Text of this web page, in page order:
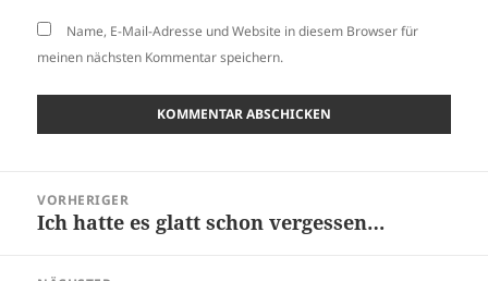
Name, E-Mail-Adresse und Website in diesem Browser für
meinen nächsten Kommentar speichern.
VORHERIGER
Vorheriger
Ich hatte es glatt schon vergessen…